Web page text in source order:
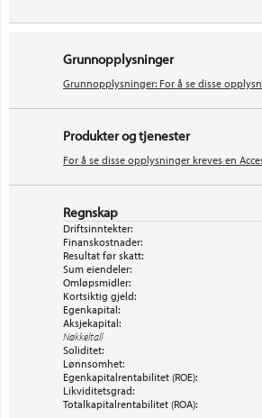
Grunnopplysninger
Grunnopplysninger: For å se disse
Produkter og tjenester
For å se disse opplysninger kreves en
Regnskap
Driftsinntekter:
Finanskostnader:
Resultat før skatt:
Sum eiendeler:
Omløpsmidler:
Kortsiktig gjeld:
Egenkapital:
Aksjekapital:
Nøkkeltall
Soliditet:
Lønnsomhet:
Egenkapitalrentabilitet (ROE):
Likviditetsgrad:
Totalkapitalrentabilitet (ROA):